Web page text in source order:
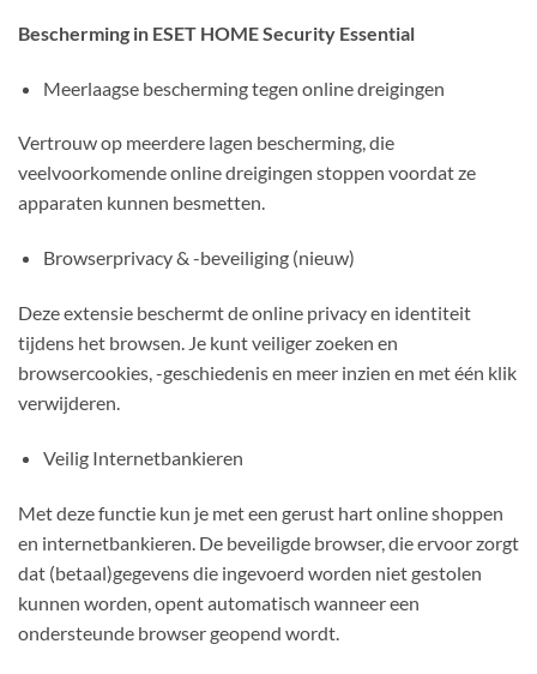
Bescherming in ESET HOME Security Essential
Meerlaagse bescherming tegen online dreigingen
Vertrouw op meerdere lagen bescherming, die
veelvoorkomende online dreigingen stoppen voordat ze
apparaten kunnen besmetten.
Browserprivacy & -beveiliging (nieuw)
Deze extensie beschermt de online privacy en identiteit
tijdens het browsen. Je kunt veiliger zoeken en
browsercookies, -geschiedenis en meer inzien en met één klik
verwijderen.
Veilig Internetbankieren
Met deze functie kun je met een gerust hart online shoppen
en internetbankieren. De beveiligde browser, die ervoor zorgt
dat (betaal)gegevens die ingevoerd worden niet gestolen
kunnen worden, opent automatisch wanneer een
ondersteunde browser geopend wordt.